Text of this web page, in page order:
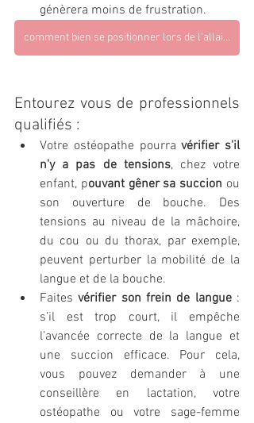
génèrera moins de frustration.
comment bien se positionner lors de l'allaitement
Entourez vous de professionnels
qualifiés :
Votre ostéopathe pourra vérifier s'il
n'y a pas de tensions, chez votre
enfant, pouvant gêner sa succion ou
son ouverture de bouche. Des
tensions au niveau de la mâchoire,
du cou ou du thorax, par exemple,
peuvent perturber la mobilité de la
langue et de la bouche.
Faites vérifier son frein de langue :
s’il est trop court, il empêche
l’avancée correcte de la langue et
une succion efficace. Pour cela,
vous pouvez demander à une
conseillère en lactation, votre
ostéopathe ou votre sage-femme